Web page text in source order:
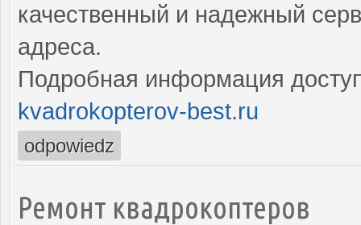
качественный и надежный
адреса.
Подробная информация
kvadrokopterov-best.ru
odpowiedz
Ремонт квадрокоптеров